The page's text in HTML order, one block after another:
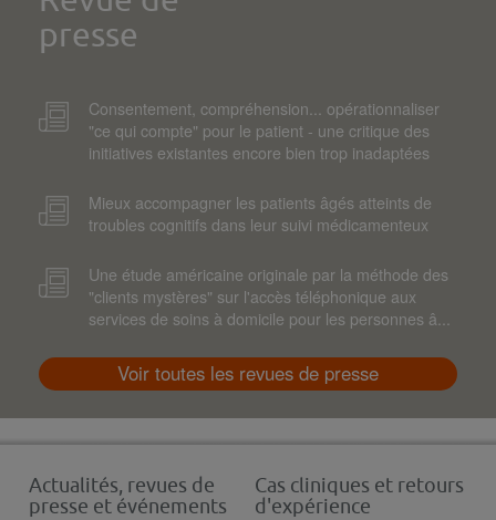
presse
Consentement, compréhension... opérationnaliser
"ce qui compte" pour le patient - une critique des
initiatives existantes encore bien trop inadaptées
Mieux accompagner les patients âgés atteints de
troubles cognitifs dans leur suivi médicamenteux
Une étude américaine originale par la méthode des
"clients mystères" sur l'accès téléphonique aux
services de soins à domicile pour les personnes â...
Voir toutes les revues de presse
Actualités, revues de
presse et événements
Cas cliniques et retours
d'expérience